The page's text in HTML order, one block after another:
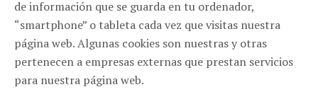
de información que se guarda en tu ordenador,
“smartphone” o tableta cada vez que visitas nuestra
página web. Algunas cookies son nuestras y otras
pertenecen a empresas externas que prestan servicios
para nuestra página web.
ZARAGOZA